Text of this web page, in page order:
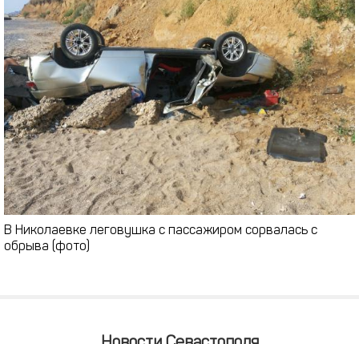
В Николаевке леговушка с пассажиром сорвалась с
обрыва (фото)